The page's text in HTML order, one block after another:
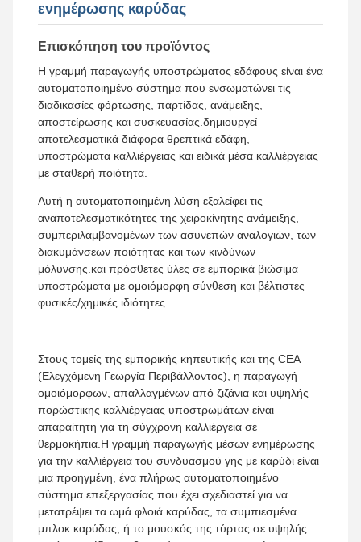
ενημέρωσης καρύδας
Επισκόπηση του προϊόντος
Η γραμμή παραγωγής υποστρώματος εδάφους είναι ένα
αυτοματοποιημένο σύστημα που ενσωματώνει τις
διαδικασίες φόρτωσης, παρτίδας, ανάμειξης,
αποστείρωσης και συσκευασίας.δημιουργεί
αποτελεσματικά διάφορα θρεπτικά εδάφη,
υποστρώματα καλλιέργειας και ειδικά μέσα καλλιέργειας
με σταθερή ποιότητα.
Αυτή η αυτοματοποιημένη λύση εξαλείφει τις
αναποτελεσματικότητες της χειροκίνητης ανάμειξης,
συμπεριλαμβανομένων των ασυνεπών αναλογιών, των
διακυμάνσεων ποιότητας και των κινδύνων
μόλυνσης.και πρόσθετες ύλες σε εμπορικά βιώσιμα
υποστρώματα με ομοιόμορφη σύνθεση και βέλτιστες
φυσικές/χημικές ιδιότητες.
Στους τομείς της εμπορικής κηπευτικής και της CEA
(Ελεγχόμενη Γεωργία Περιβάλλοντος), η παραγωγή
ομοιόμορφων, απαλλαγμένων από ζιζάνια και υψηλής
πορώστικης καλλιέργειας υποστρωμάτων είναι
απαραίτητη για τη σύγχρονη καλλιέργεια σε
θερμοκήπια.Η γραμμή παραγωγής μέσων ενημέρωσης
για την καλλιέργεια του συνδυασμού γης με καρύδι είναι
μια προηγμένη, ένα πλήρως αυτοματοποιημένο
σύστημα επεξεργασίας που έχει σχεδιαστεί για να
μετατρέψει τα ωμά φλοιά καρύδας, τα συμπιεσμένα
μπλοκ καρύδας, ή το μουσκός της τύρτας σε υψηλής